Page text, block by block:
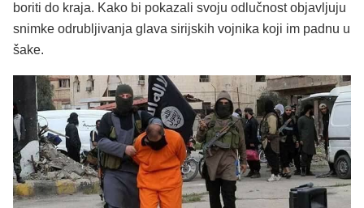
boriti do kraja. Kako bi pokazali svoju odlučnost objavljuju
snimke odrubljivanja glava sirijskih vojnika koji im padnu u
šake.